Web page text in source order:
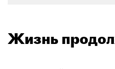
Жизнь